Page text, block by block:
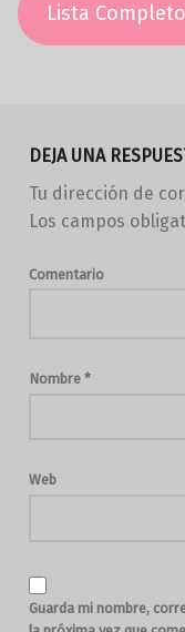
Lista Completo
DEJA UNA
Tu dirección de
Los campos
Comentario
Nombre *
Web
Guarda mi nombre,